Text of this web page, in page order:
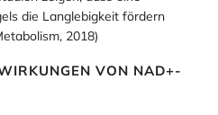
Erkrankungen in
zeigen, dass eine
items.